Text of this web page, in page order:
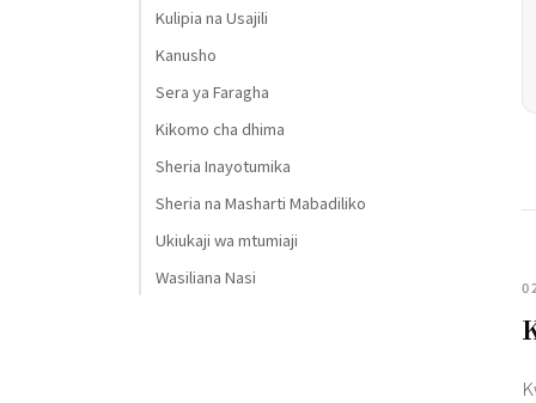
Kulipia na Usajili
Kanusho
Sera ya Faragha
Kikomo cha dhima
Sheria Inayotumika
Sheria na Masharti Mabadiliko
Ukiukaji wa mtumiaji
Wasiliana Nasi